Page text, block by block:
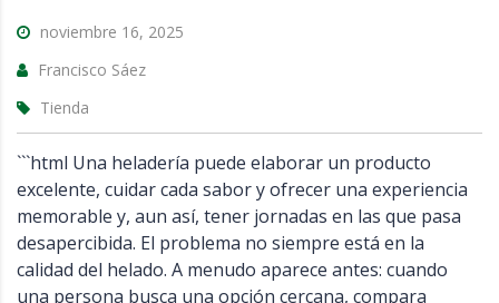
noviembre 16, 2025
Francisco Sáez
Tienda
```html Una heladería puede elaborar un producto
excelente, cuidar cada sabor y ofrecer una experiencia
memorable y, aun así, tener jornadas en las que pasa
desapercibida. El problema no siempre está en la
calidad del helado. A menudo aparece antes: cuando
una persona busca una opción cercana, compara